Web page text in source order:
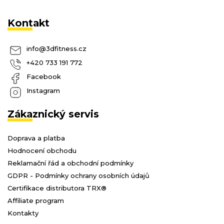
Kontakt
info@3dfitness.cz
+420 733 191 772
Facebook
Instagram
Zákaznický servis
Doprava a platba
Hodnocení obchodu
Reklamační řád a obchodní podmínky
GDPR - Podmínky ochrany osobních údajů
Certifikace distributora TRX®
Affiliate program
Kontakty